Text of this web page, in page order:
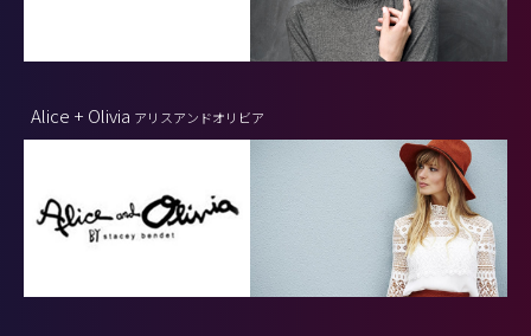
Alice + Olivia アリスアンドオリビア